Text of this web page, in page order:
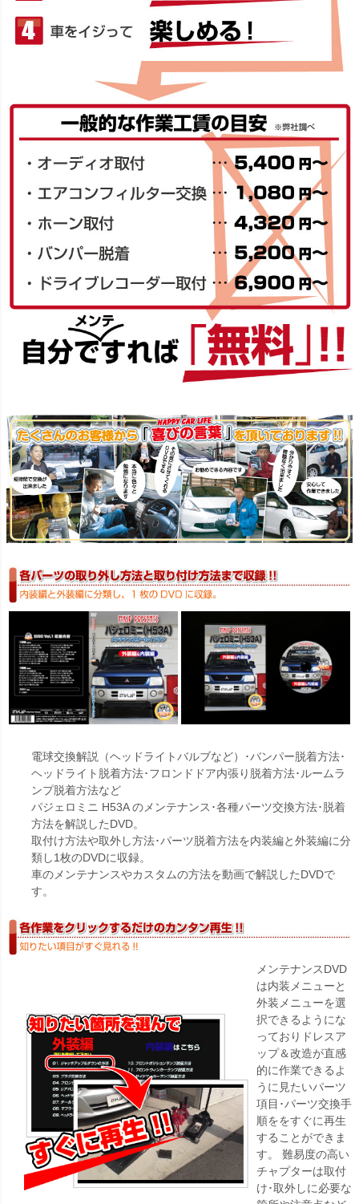
電球交換解説（ヘッドライトバルブなど）･バンパー脱着方法･
ヘッドライト脱着方法･フロンドドア内張り脱着方法･ルームラ
ンプ脱着方法など
パジェロミニ H53A のメンテナンス･各種パーツ交換方法･脱着
方法を解説したDVD。
取付け方法や取外し方法･パーツ脱着方法を内装編と外装編に分
類し1枚のDVDに収録。
車のメンテナンスやカスタムの方法を動画で解説したDVDで
す。
メンテナンスDVD
は内装メニューと
外装メニューを選
択できるようにな
っておりドレスア
ップ＆改造が直感
的に作業できるよ
うに見たいパーツ
項目･パーツ交換手
順ををすぐに再生
することができま
す。 難易度の高い
チャプターは取付
け･取外しに必要な